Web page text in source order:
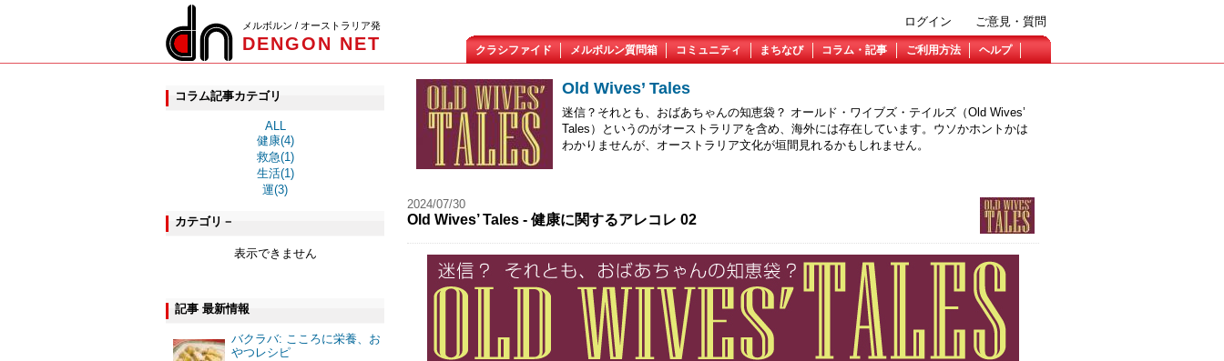
メルボルン / オーストラリア発
DENGON NET
ご意見・質問
ログイン
クラシファイド メルボルン質問箱 コミュニティ まちなび コラム・記事 ご利用方法 ヘルプ
コラム記事カテゴリ
ALL
健康(4)
救急(1)
生活(1)
運(3)
カテゴリ－
表示できません
記事 最新情報
バクラバ: こころに栄養、お
やつレシピ
Old Wives’ Tales
迷信？それとも、おばあちゃんの知恵袋？ オールド・ワイブズ・テイルズ（Old Wives’
Tales）というのがオーストラリアを含め、海外には存在しています。ウソかホントかは
わかりませんが、オーストラリア文化が垣間見れるかもしれません。
2024/07/30
Old Wives’ Tales - 健康に関するアレコレ 02